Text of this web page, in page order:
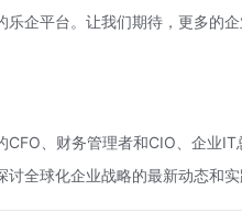
企平台。让我们期待，更多的
、财务管理者和CIO、企业
全球化企业战略的最新动态和实